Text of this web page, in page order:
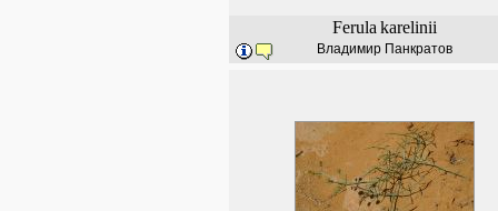
Ferula karelinii
Владимир Панкратов